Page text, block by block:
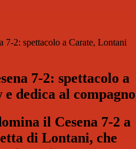
7-2: spettacolo a Carate, Lontani
7-2: spettacolo a
dedica al compagno
il Cesena 7-2 a
di Lontani, che